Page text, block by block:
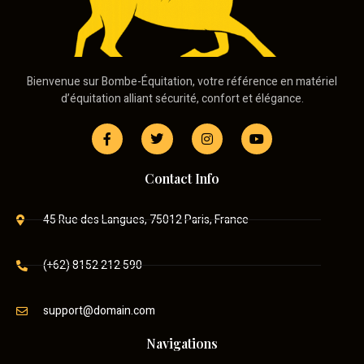
Bienvenue sur Bombe-Équitation, votre référence en matériel
d’équitation alliant sécurité, confort et élégance.
Contact Info
45 Rue des Langues, 75012 Paris, France
(+62) 8152 212 590
support@domain.com
Navigations